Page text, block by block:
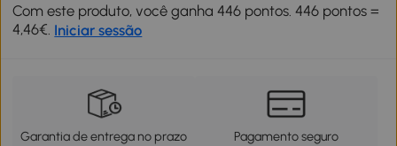
Com este produto, você ganha 446 pontos. 446 pontos =
4,46€. Iniciar sessão
Garantia de entrega no prazo Pagamento seguro